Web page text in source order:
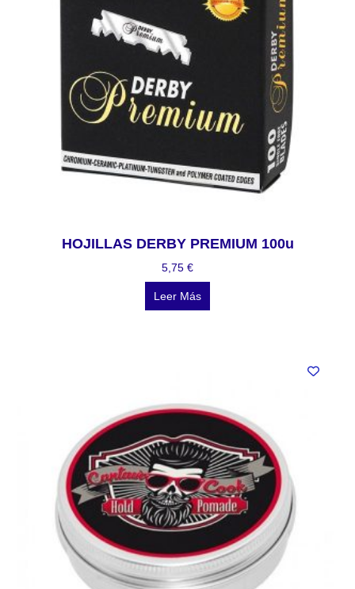
HOJILLAS DERBY PREMIUM 100u
5,75 €
Leer Más